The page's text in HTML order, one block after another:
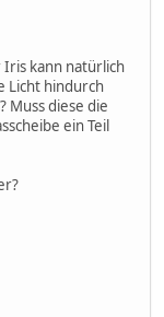
Iris kann natürlich
Licht hindurch
Muss diese die
ein Teil